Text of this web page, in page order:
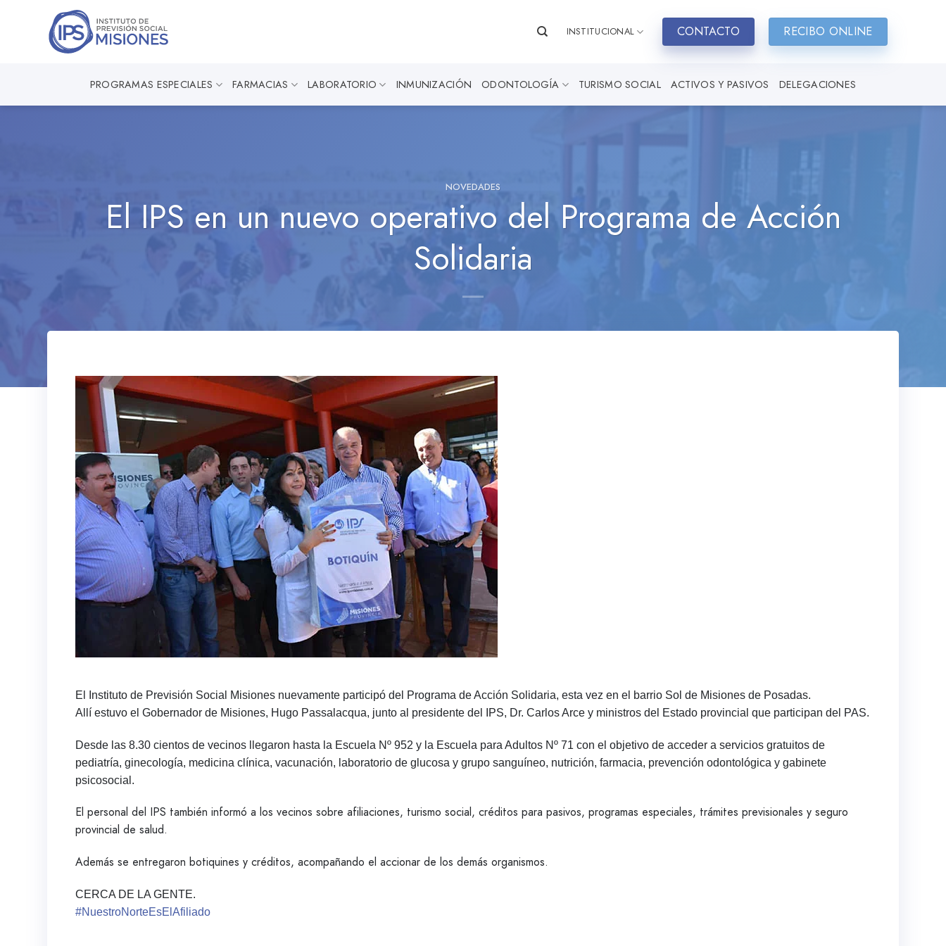
INSTITUCIONAL CONTACTO RECIBO ONLINE
PROGRAMAS ESPECIALES FARMACIAS LABORATORIO INMUNIZACIÓN ODONTOLOGÍA TURISMO SOCIAL ACTIVOS Y PASIVOS DELEGACIONES
NOVEDADES
El IPS en un nuevo operativo del Programa de Acción
Solidaria
El Instituto de Previsión Social Misiones nuevamente participó del Programa de Acción Solidaria, esta vez en el barrio Sol de Misiones de Posadas.
Allí estuvo el Gobernador de Misiones, Hugo Passalacqua, junto al presidente del IPS, Dr. Carlos Arce y ministros del Estado provincial que participan del PAS.
Desde las 8.30 cientos de vecinos llegaron hasta la Escuela Nº 952 y la Escuela para Adultos Nº 71 con el objetivo de acceder a servicios gratuitos de
pediatría, ginecología, medicina clínica, vacunación, laboratorio de glucosa y grupo sanguíneo, nutrición, farmacia, prevención odontológica y gabinete
psicosocial.
El personal del IPS también informó a los vecinos sobre afiliaciones, turismo social, créditos para pasivos, programas especiales, trámites previsionales y seguro
provincial de salud.
Además se entregaron botiquines y créditos, acompañando el accionar de los demás organismos.
CERCA DE LA GENTE.
#NuestroNorteEsElAfiliado